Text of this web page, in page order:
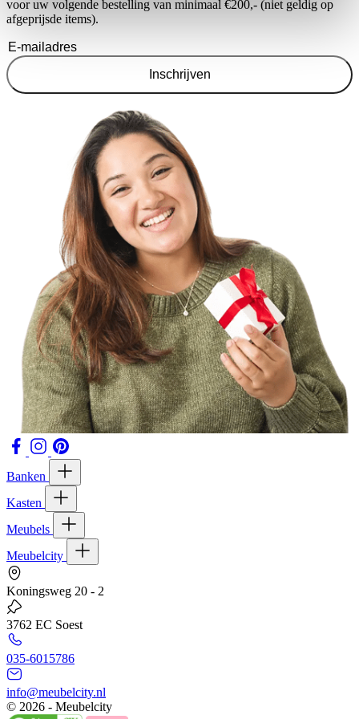
voor uw volgende bestelling van minimaal €200,- (niet geldig op
afgeprijsde items).
Inschrijven
Banken
Kasten
Meubels
Meubelcity
Koningsweg 20 - 2
3762 EC Soest
035-6015786
info@meubelcity.nl
© 2026 - Meubelcity